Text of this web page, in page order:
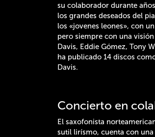
su colaborador durante
los grandes deseados del
los «jovenes leones», con
pero siempre con una
Davis, Eddie Gómez, Tony
ha publicado 14 discos
Davis.
Concierto en
El saxofonista
sutil lirísmo, cuenta con